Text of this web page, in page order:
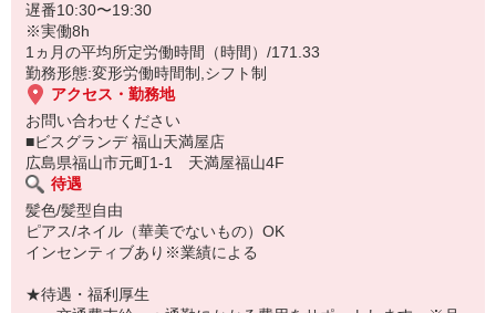
遅番10:30〜19:30
※実働8h
1ヵ月の平均所定労働時間（時間）/171.33
勤務形態:変形労働時間制,シフト制
アクセス・勤務地
お問い合わせください
■ビスグランデ 福山天満屋店
広島県福山市元町1-1 天満屋福山4F
待遇
髪色/髪型自由
ピアス/ネイル（華美でないもの）OK
インセンティブあり※業績による
★待遇・福利厚生